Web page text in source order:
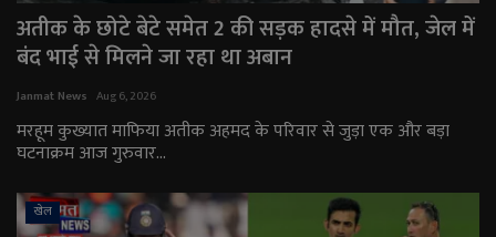
अतीक के छोटे बेटे समेत 2 की सड़क हादसे में मौत, जेल में
बंद भाई से मिलने जा रहा था अबान
Janmat News Aug 6, 2026
मरहूम कुख्यात माफिया अतीक अहमद के परिवार से जुड़ा एक और बड़ा
घटनाक्रम आज गुरुवार...
खेल